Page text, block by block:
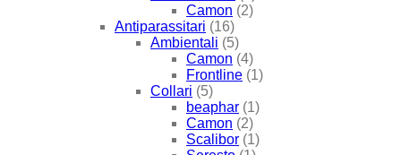
Camon (2)
Antiparassitari (16)
Ambientali (5)
Camon (4)
Frontline (1)
Collari (5)
beaphar (1)
Camon (2)
Scalibor (1)